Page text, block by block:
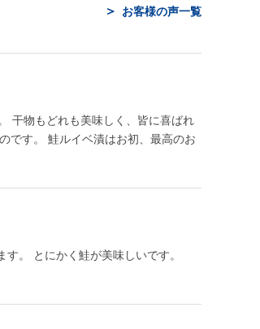
お客様の声一覧
干物もどれも美味しく、皆に喜ばれ
です。 鮭ルイベ漬はお初、最高のお
。 とにかく鮭が美味しいです。